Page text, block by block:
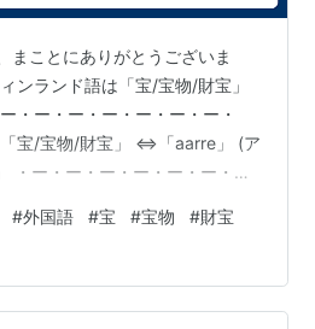
まことにありがとうございま
ンランド語は「宝/宝物/財宝」
・ー・ー・ー・ー・ー・ー・
「宝/宝物/財宝」 ⇔「aarre」 (ア
ー・ー・ー・ー・ー・ー・
・ー・ー・ー・ー・ー・ー・
・ー・ 〔関連単語〕 ・ー・ー・
・ー・ー・ー・ー・ー・ー・
ド語を覚える余裕のある方は、
#外国語 #宝 #宝物 #財宝